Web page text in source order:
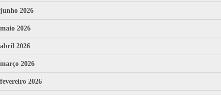
junho 2026
maio 2026
abril 2026
março 2026
fevereiro 2026